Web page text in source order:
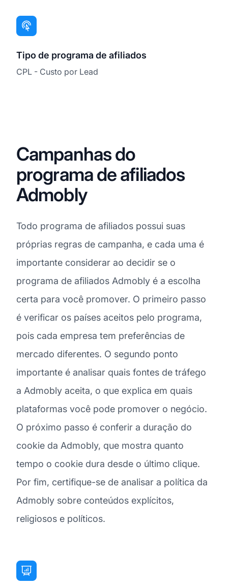
Tipo de programa de afiliados
CPL - Custo por Lead
Campanhas do
programa de afiliados
Admobly
Todo programa de afiliados possui suas
próprias regras de campanha, e cada uma é
importante considerar ao decidir se o
programa de afiliados Admobly é a escolha
certa para você promover. O primeiro passo
é verificar os países aceitos pelo programa,
pois cada empresa tem preferências de
mercado diferentes. O segundo ponto
importante é analisar quais fontes de tráfego
a Admobly aceita, o que explica em quais
plataformas você pode promover o negócio.
O próximo passo é conferir a duração do
cookie da Admobly, que mostra quanto
tempo o cookie dura desde o último clique.
Por fim, certifique-se de analisar a política da
Admobly sobre conteúdos explícitos,
religiosos e políticos.